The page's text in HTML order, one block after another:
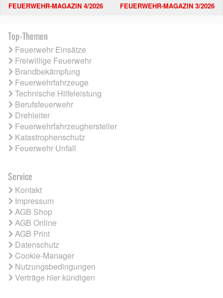
FEUERWEHR-MAGAZIN 4/2026 FEUERWEHR-MAGAZIN 3/2026
Top-Themen
Feuerwehr Einsätze
Freiwillige Feuerwehr
Brandbekämpfung
Feuerwehrfahrzeuge
Technische Hilfeleistung
Berufsfeuerwehr
Drehleiter
Feuerwehrfahrzeughersteller
Katastrophenschutz
Feuerwehr Unfall
Service
Kontakt
Impressum
AGB Shop
AGB Online
AGB Print
Datenschutz
Cookie-Manager
Nutzungsbedingungen
Verträge hier kündigen